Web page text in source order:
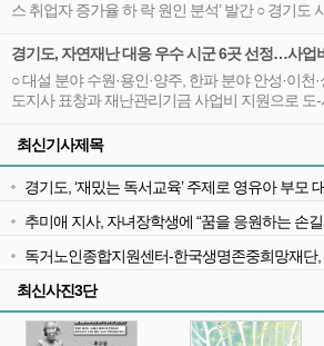
스 취업자 증가율 하 락 원인 분석’ 발간 ○ 경기도
터 빠르게 성장한 경기도 보건업, 2020년대 초 이
경기도, 자연재난 대응 우수 시군 6곳 선정…사업
○ 대설 분야 수원·용인·양주, 한파 분야 안성·이천
도지사 표창과 재난관리기금 사업비 지원으로 도
최신기사제목
경기도, ‘재밌는 독서교육’ 주제로 영유아 부모
추미애 지사, 자녀장학생에 “꿈을 응원하는 손
독거노인종합지원센터-한국생명존중희망재단
최신사진3단